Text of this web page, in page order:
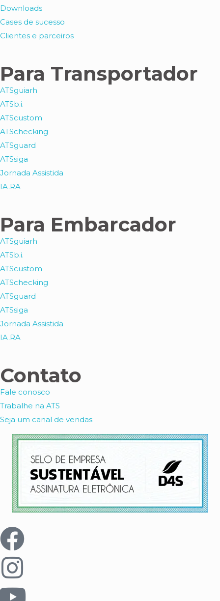
Downloads
Cases de sucesso
Clientes e parceiros
Para Transportador
ATSguiarh
ATSb.i.
ATScustom
ATSchecking
ATSguard
ATSsiga
Jornada Assistida
IA.RA
Para Embarcador
ATSguiarh
ATSb.i.
ATScustom
ATSchecking
ATSguard
ATSsiga
Jornada Assistida
IA.RA
Contato
Fale conosco
Trabalhe na ATS
Seja um canal de vendas